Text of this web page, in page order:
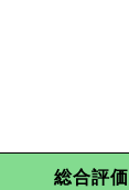
総合評価